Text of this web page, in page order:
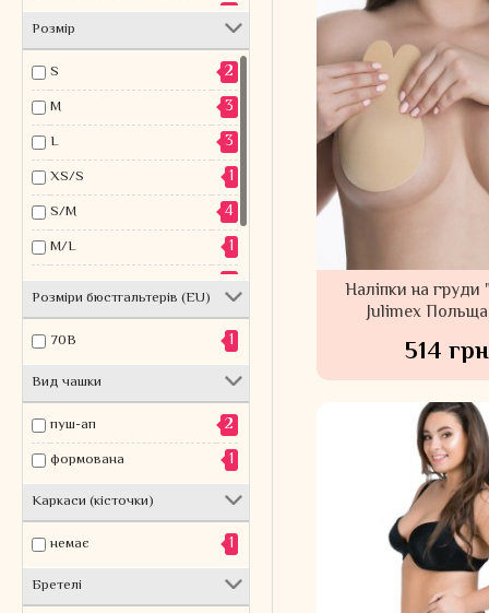
4
чашка C 4
4
чашка A/B 1
2
1
1
1
7 1
2
Розмір
S
2
M 3
L 3
XS/S 1
S/M 4
M/L 1
4
UN size 15
Розміри бюстгальтерів (EU)
70B
1
Вид чашки
пуш-ап
2
формована 1
Каркаси (кісточки)
немає
1
Бретелі
Наліпки на груди
Julimex Польща
514